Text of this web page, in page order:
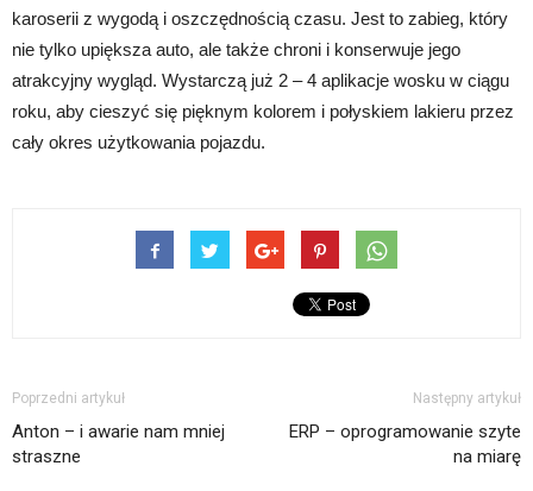
karoserii z wygodą i oszczędnością czasu. Jest to zabieg, który
nie tylko upiększa auto, ale także chroni i konserwuje jego
atrakcyjny wygląd. Wystarczą już 2 – 4 aplikacje wosku w ciągu
roku, aby cieszyć się pięknym kolorem i połyskiem lakieru przez
cały okres użytkowania pojazdu.
Poprzedni artykuł
Anton – i awarie nam mniej
straszne
Następny artykuł
ERP – oprogramowanie szyte
na miarę